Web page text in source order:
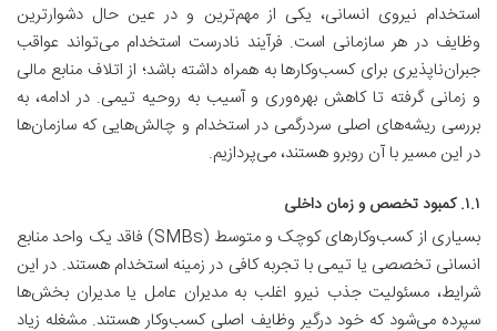
استخدام نیروی انسانی، یکی از مهم‌ترین و در عین حال دشوارترین
وظایف در هر سازمانی است. فرآیند نادرست استخدام می‌تواند عواقب
جبران‌ناپذیری برای کسب‌وکارها به همراه داشته باشد؛ از اتلاف منابع مالی
و زمانی گرفته تا کاهش بهره‌وری و آسیب به روحیه تیمی. در ادامه، به
بررسی ریشه‌های اصلی سردرگمی در استخدام و چالش‌هایی که سازمان‌ها
در این مسیر با آن روبرو هستند، می‌پردازیم.
۱.۱. کمبود تخصص و زمان داخلی
بسیاری از کسب‌وکارهای کوچک و متوسط (SMBs) فاقد یک واحد منابع
انسانی تخصصی یا تیمی با تجربه کافی در زمینه استخدام هستند. در این
شرایط، مسئولیت جذب نیرو اغلب به مدیران عامل یا مدیران بخش‌ها
سپرده می‌شود که خود درگیر وظایف اصلی کسب‌وکار هستند. مشغله زیاد